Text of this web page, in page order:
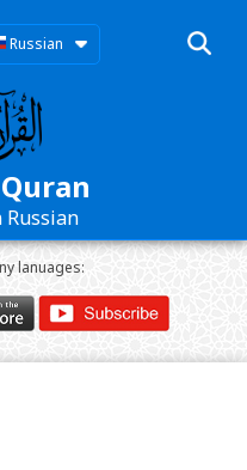
Russian
lanuages: